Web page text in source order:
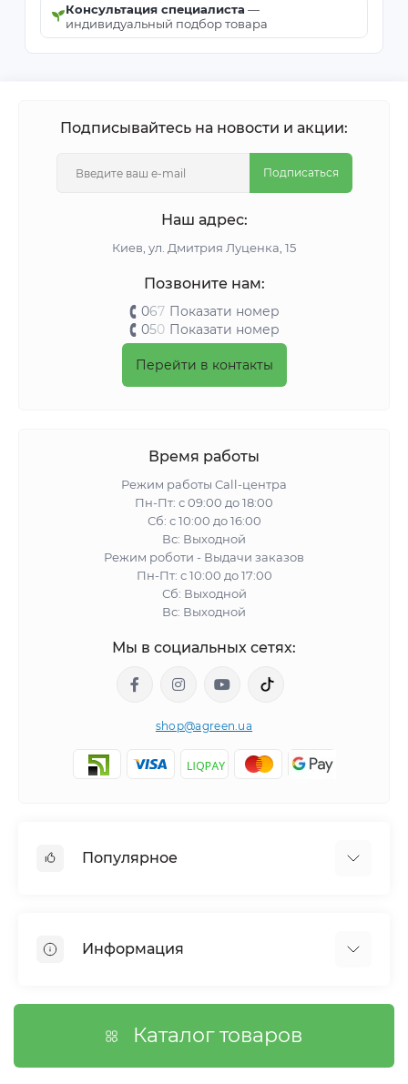
Консультация специалиста —
индивидуальный подбор товара
Подписывайтесь на новости и акции:
Подписаться
Наш адрес:
Киeв, ул. Дмитрия Луценка, 15
Позвоните нам:
067 Показати номер
050 Показати номер
Перейти в контакты
Время работы
Режим работы Call-центра
Пн-Пт: с 09:00 до 18:00
Сб: с 10:00 до 16:00
Вс: Выходной
Режим роботи - Выдачи заказов
Пн-Пт: с 10:00 до 17:00
Сб: Выходной
Вс: Выходной
Мы в социальных сетях:
shop@agreen.ua
Популярное
Сетка шпалерная
Сетка затеняющая
Информация
Каталог товаров